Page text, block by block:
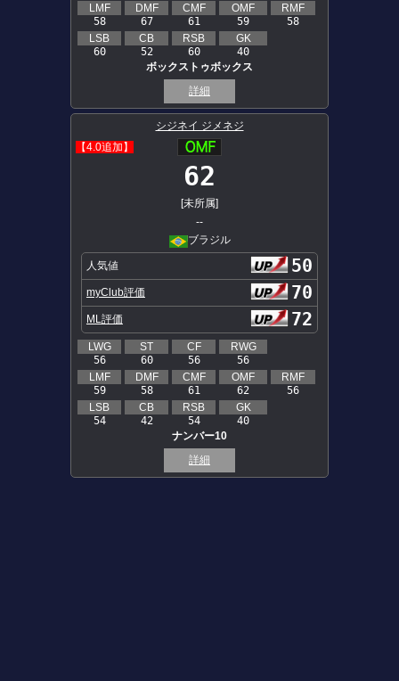
LMF
58
DMF
67
CMF
61
OMF
59
RMF
58
LSB
60
CB
52
RSB
60
GK
40
ボックストゥボックス
詳細
シジネイ ジメネジ
【4.0追加】
62
[未所属]
--
ブラジル
人気値 50
myClub評価 70
ML評価 72
LWG
56
ST
60
CF
56
RWG
56
LMF
59
DMF
58
CMF
61
OMF
62
RMF
56
LSB
54
CB
42
RSB
54
GK
40
ナンバー10
詳細